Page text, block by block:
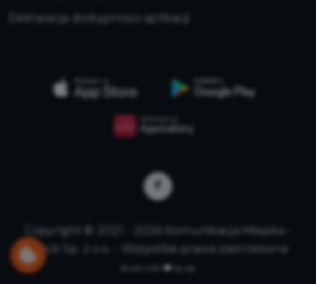
Deklaracja dostępności aplikacji
Copyright © 2021 - 2026 Komunikacja Miejska -
Płock Sp. z o.o. - Wszystkie prawa zastrzeżone